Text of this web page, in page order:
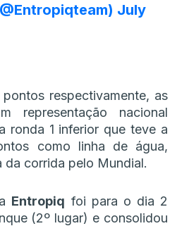
July
respectivamente, as
representação nacional
ronda 1 inferior que teve a
como linha de água,
da corrida pelo Mundial.
Entropiq foi para o dia 2
(2º lugar) e consolidou